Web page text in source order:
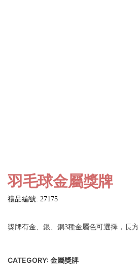
羽毛球金屬獎牌
禮品編號: 27175
獎牌有金、銀、銅3種金屬色可選擇，長
CATEGORY: 金屬獎牌